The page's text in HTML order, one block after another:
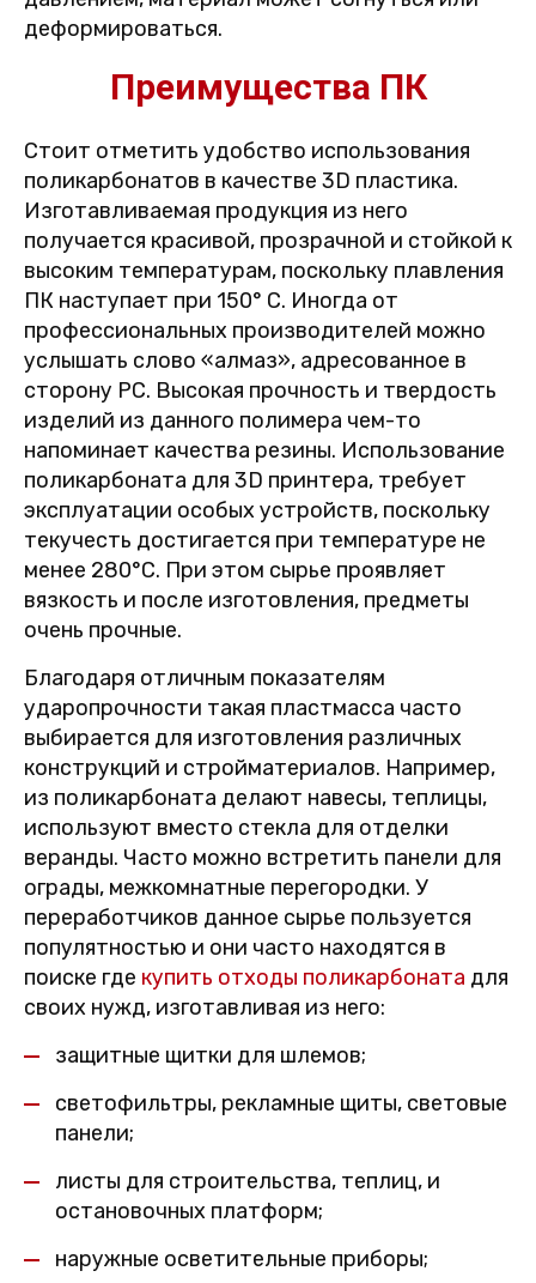
деформироваться.
Преимущества ПК
Стоит отметить удобство использования
поликарбонатов в качестве 3D пластика.
Изготавливаемая продукция из него
получается красивой, прозрачной и стойкой к
высоким температурам, поскольку плавления
ПК наступает при 150° C. Иногда от
профессиональных производителей можно
услышать слово «алмаз», адресованное в
сторону PC. Высокая прочность и твердость
изделий из данного полимера чем-то
напоминает качества резины. Использование
поликарбоната для 3D принтера, требует
эксплуатации особых устройств, поскольку
текучесть достигается при температуре не
менее 280°С. При этом сырье проявляет
вязкость и после изготовления, предметы
очень прочные.
Благодаря отличным показателям
ударопрочности такая пластмасса часто
выбирается для изготовления различных
конструкций и стройматериалов. Например,
из поликарбоната делают навесы, теплицы,
используют вместо стекла для отделки
веранды. Часто можно встретить панели для
ограды, межкомнатные перегородки. У
переработчиков данное сырье пользуется
популятностью и они часто находятся в
поиске где купить отходы поликарбоната для
своих нужд, изготавливая из него:
защитные щитки для шлемов;
светофильтры, рекламные щиты, световые
панели;
листы для строительства, теплиц, и
остановочных платформ;
наружные осветительные приборы;